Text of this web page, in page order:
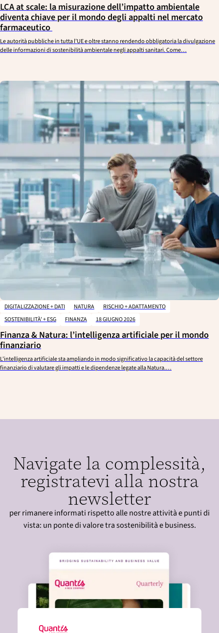
LCA at scale: la misurazione dell’impatto ambientale
diventa chiave per il mondo degli appalti nel mercato
farmaceutico
Le autorità pubbliche in tutta l’UE e oltre stanno rendendo obbligatoria la divulgazione
delle informazioni di sostenibilità ambientale negli appalti sanitari. Come…
DIGITALIZZAZIONE + DATI NATURA
RISCHIO + ADATTAMENTO
SOSTENIBILITÀ' + ESG
FINANZA 18 GIUGNO 2026
Finanza & Natura: l’intelligenza artificiale per il mondo
finanziario
L'intelligenza artificiale sta ampliando in modo significativo la capacità del settore
finanziario di valutare gli impatti e le dipendenze legate alla Natura.…
Navigate la complessità,
registratevi alla nostra
newsletter
per rimanere informati rispetto alle nostre attività e punti di
vista: un ponte di valore tra sostenibilità e business.